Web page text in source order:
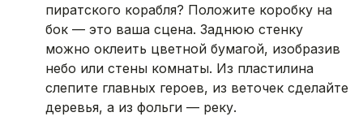
пиратского корабля? Положите коробку на
бок — это ваша сцена. Заднюю стенку
можно оклеить цветной бумагой, изобразив
небо или стены комнаты. Из пластилина
слепите главных героев, из веточек сделайте
деревья, а из фольги — реку.